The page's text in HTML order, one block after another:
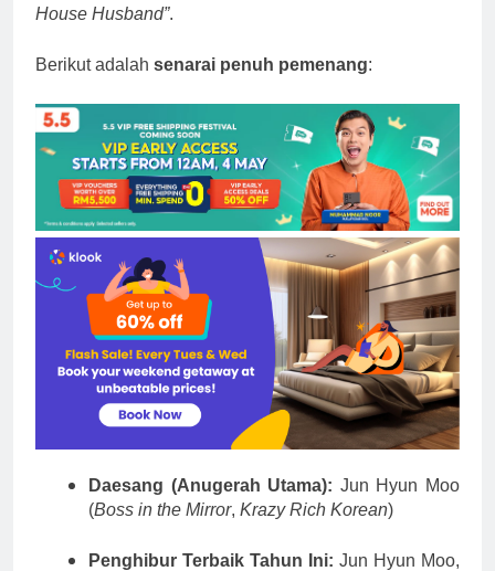
House Husband”.
Berikut adalah senarai penuh pemenang:
Daesang (Anugerah Utama): Jun Hyun Moo
(Boss in the Mirror, Krazy Rich Korean)
Penghibur Terbaik Tahun Ini: Jun Hyun Moo,